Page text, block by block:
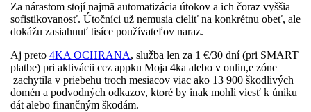
Za nárastom stojí najmä automatizácia útokov a ich čoraz vyššia
sofistikovanosť. Útočníci už nemusia cieliť na konkrétnu obeť, ale
dokážu zasiahnuť tisíce používateľov naraz.
Aj preto 4KA OCHRANA, služba len za 1 €/30 dní (pri SMART
platbe) pri aktivácii cez appku Moja 4ka alebo v onlin,e zóne
zachytila v priebehu troch mesiacov viac ako 13 900 škodlivých
domén a podvodných odkazov, ktoré by inak mohli viesť k úniku
dát alebo finančným škodám.